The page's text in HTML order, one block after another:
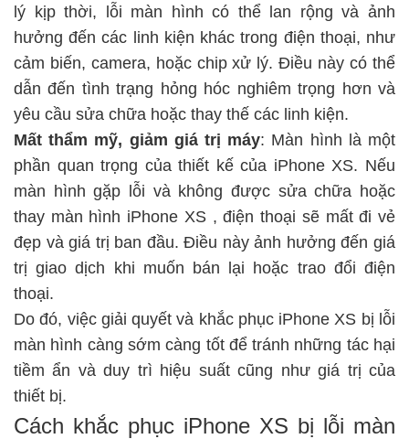
lý kịp thời, lỗi màn hình có thể lan rộng và ảnh
hưởng đến các linh kiện khác trong điện thoại, như
cảm biến, camera, hoặc chip xử lý. Điều này có thể
dẫn đến tình trạng hỏng hóc nghiêm trọng hơn và
yêu cầu sửa chữa hoặc thay thế các linh kiện.
Mất thẩm mỹ, giảm giá trị máy: Màn hình là một
phần quan trọng của thiết kế của iPhone XS. Nếu
màn hình gặp lỗi và không được sửa chữa hoặc
thay màn hình iPhone XS , điện thoại sẽ mất đi vẻ
đẹp và giá trị ban đầu. Điều này ảnh hưởng đến giá
trị giao dịch khi muốn bán lại hoặc trao đổi điện
thoại.
Do đó, việc giải quyết và khắc phục iPhone XS bị lỗi
màn hình càng sớm càng tốt để tránh những tác hại
tiềm ẩn và duy trì hiệu suất cũng như giá trị của
thiết bị.
Cách khắc phục iPhone XS bị lỗi màn